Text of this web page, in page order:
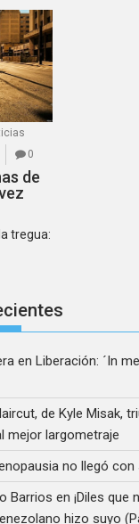
0
de
tregua:
enLiberación: ´In
de Kyle Misak,
mejor largometraje
no llegó
Barrios en¡Diles que
hizo suyo